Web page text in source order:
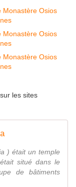
les sites
) était un temple
situé dans le
de bâtiments